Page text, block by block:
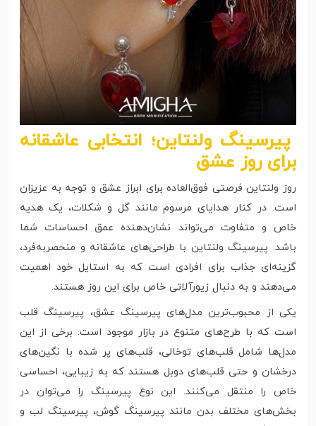
پیرسینگ ولنتاین؛ انتخابی عاشقانه
برای روز عشق
روز ولنتاین فرصتی فوق‌العاده برای ابراز عشق و توجه به عزیزان
است. در کنار هدایای مرسوم مانند گل و شکلات، یک هدیه
خاص و متفاوت می‌تواند نشان‌دهنده عمق احساسات شما
باشد. پیرسینگ ولنتاین با طراحی‌های عاشقانه و منحصربه‌فرد،
گزینه‌ای جذاب برای افرادی است که به استایل خود اهمیت
می‌دهند و به دنبال زیورآلاتی خاص برای این روز هستند.
یکی از محبوب‌ترین مدل‌های پیرسینگ عشق، پیرسینگ قلب
است که با طرح‌های متنوع در بازار موجود است. برخی از این
مدل‌ها شامل قلب‌های توخالی، قلب‌های پر شده با نگین‌های
درخشان و حتی قلب‌های دوبل هستند که به زیبایی، احساسی
خاص را منتقل می‌کنند. این نوع پیرسینگ را می‌توان در
بخش‌های مختلف بدن مانند پیرسینگ گوش، پیرسینگ لب و